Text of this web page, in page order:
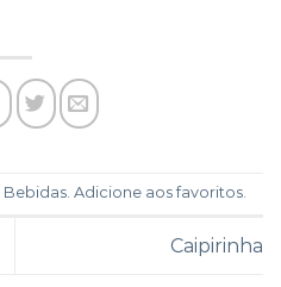
Bebidas. Adicione aos favoritos.
Caipirinha